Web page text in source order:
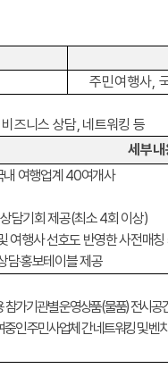
주민여행사,
비즈니스 상담, 네트워킹 등
세부
내 여행업계 40여개사
담기회 제공(최소4회 이상)
여행사 선호도 반영한 사전매칭
담‧홍보테이블 제공
참가기관별 운영상품(물품)전시공
중인 주민사업체 간 네트워킹 및 벤